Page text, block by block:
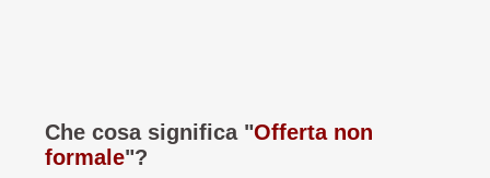
Che cosa significa "Offerta non
formale"?